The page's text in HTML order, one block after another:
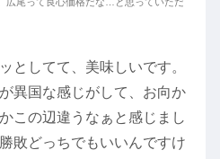
としてて、美味しいです。
異国な感じがして、お向か
この辺違うなぁと感じまし
敗どっちでもいいんですけ